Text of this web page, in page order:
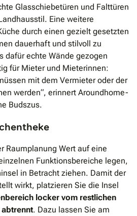
Glasschiebetüren und Falttüren
Eine weitere
durch einen gezielt gesetzten
dauerhaft und stilvoll zu
dafür echte Wände gezogen
für Mieter und Mieterinnen:
mit dem Vermieter oder der
werden“, erinnert Aroundhome-
Budszus.
Raumplanung Wert auf eine
Funktionsbereiche legen,
in Betracht ziehen. Damit der
wirkt, platzieren Sie die Insel
locker vom restlichen
abtrennt. Dazu lassen Sie am